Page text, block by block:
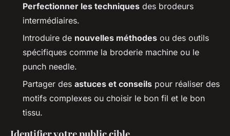
Perfectionner les techniques des brodeurs
intermédiaires.
Introduire de nouvelles méthodes ou des outils
spécifiques comme la broderie machine ou le
punch needle.
Partager des astuces et conseils pour réaliser des
motifs complexes ou choisir le bon fil et le bon
tissu.